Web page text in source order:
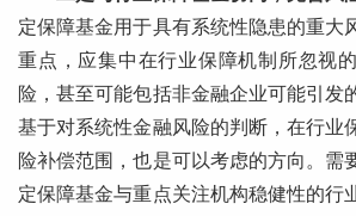
定保障基金用于具有系统性隐患的重大
重点，应集中在行业保障机制所忽视
险，甚至可能包括非金融企业可能引发
基于对系统性金融风险的判断，在行业
险补偿范围，也是可以考虑的方向。需
定保障基金与重点关注机构稳健性的行